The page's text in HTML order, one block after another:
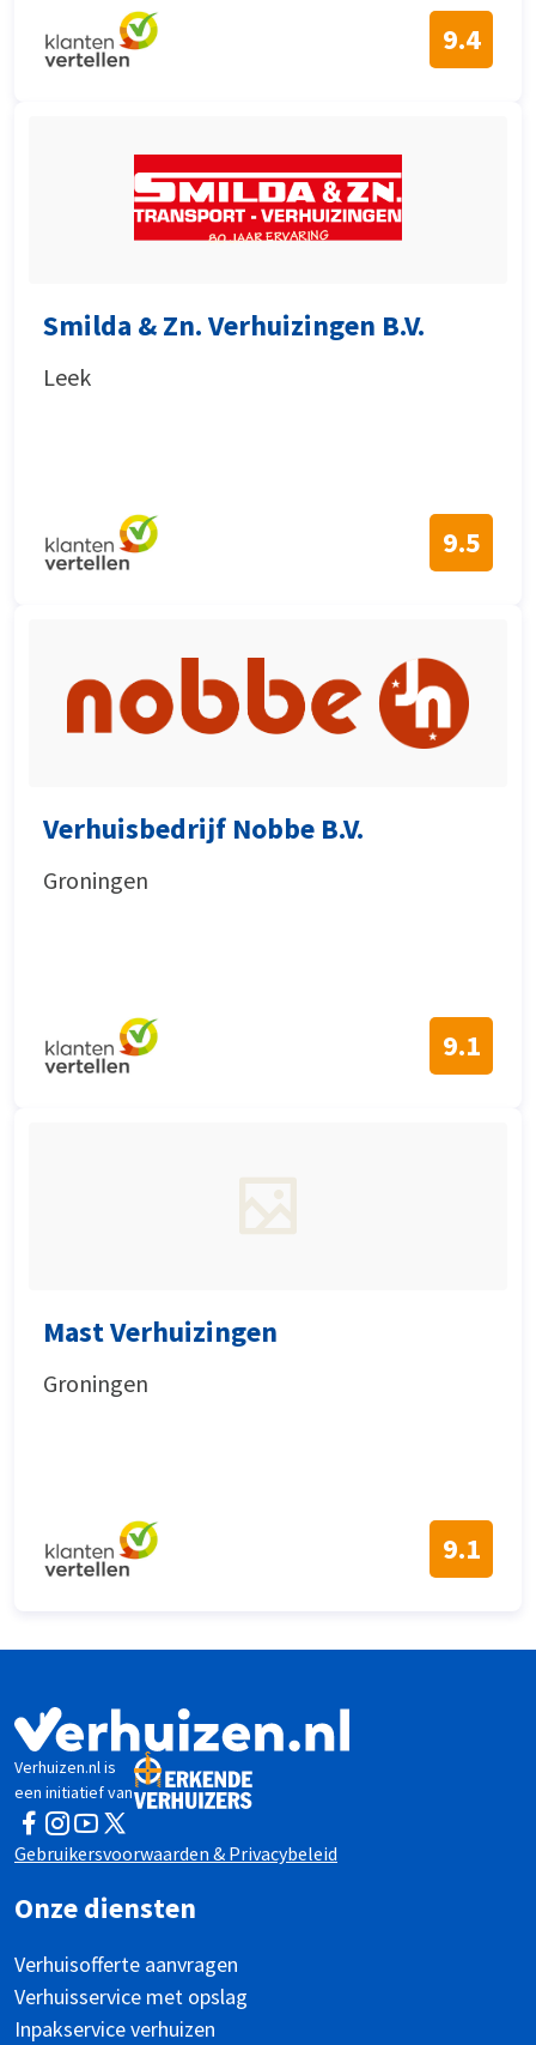
9.4
Smilda & Zn. Verhuizingen B.V.
Leek
9.5
Verhuisbedrijf Nobbe B.V.
Groningen
9.1
Mast Verhuizingen
Groningen
9.1
Verhuizen.nl is
een initiatief van
Facebook
Instagram
YouTubeTwitter
Gebruikersvoorwaarden & Privacybeleid
Onze diensten
Verhuisofferte aanvragen
Verhuisservice met opslag
Inpakservice verhuizen